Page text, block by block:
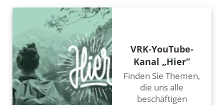
VRK-YouTube-
Kanal „Hier“
Finden Sie Themen,
die uns alle
beschäftigen